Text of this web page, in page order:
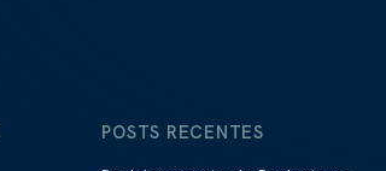
POSTS RECENTES